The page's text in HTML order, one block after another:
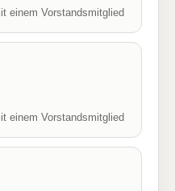
einem Vorstandsmitglied
einem Vorstandsmitglied